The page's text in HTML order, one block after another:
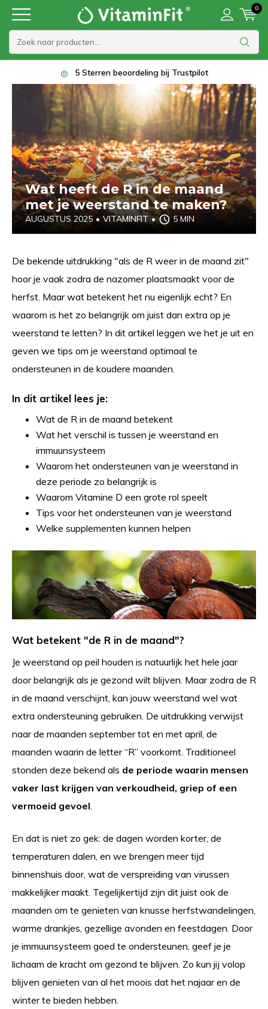
0
5 Sterren beoordeling bij Trustpilot
Wat heeft de R in de maand
met je weerstand te maken?
AUGUSTUS 2025 • VITAMINFIT • 5 MIN
De bekende uitdrukking "als de R weer in de maand zit"
hoor je vaak zodra de nazomer plaatsmaakt voor de
herfst. Maar wat betekent het nu eigenlijk echt? En
waarom is het zo belangrijk om juist dan extra op je
weerstand te letten? In dit artikel leggen we het je uit en
geven we tips om je weerstand optimaal te
ondersteunen in de koudere maanden.
In dit artikel lees je:
Wat de R in de maand betekent
Wat het verschil is tussen je weerstand en
immuunsysteem
Waarom het ondersteunen van je weerstand in
deze periode zo belangrijk is
Waarom Vitamine D een grote rol speelt
Tips voor het ondersteunen van je weerstand
Welke supplementen kunnen helpen
Wat betekent "de R in de maand"?
Je weerstand op peil houden is natuurlijk het hele jaar
door belangrijk als je gezond wilt blijven. Maar zodra de R
in de maand verschijnt, kan jouw weerstand wel wat
extra ondersteuning gebruiken. De uitdrukking verwijst
naar de maanden september tot en met april, de
maanden waarin de letter “R” voorkomt. Traditioneel
stonden deze bekend als de periode waarin mensen
vaker last krijgen van verkoudheid, griep of een
vermoeid gevoel
En dat is niet zo gek: de dagen worden korter, de
temperaturen dalen, en we brengen meer tijd
binnenshuis door, wat de verspreiding van virussen
makkelijker maakt. Tegelijkertijd zijn dit juist ook de
maanden om te genieten van knusse herfstwandelingen,
warme drankjes, gezellige avonden en feestdagen. Door
je immuunsysteem goed te ondersteunen, geef je je
lichaam de kracht om gezond te blijven. Zo kun jij volop
blijven genieten van al het moois dat het najaar en de
winter te bieden hebben.